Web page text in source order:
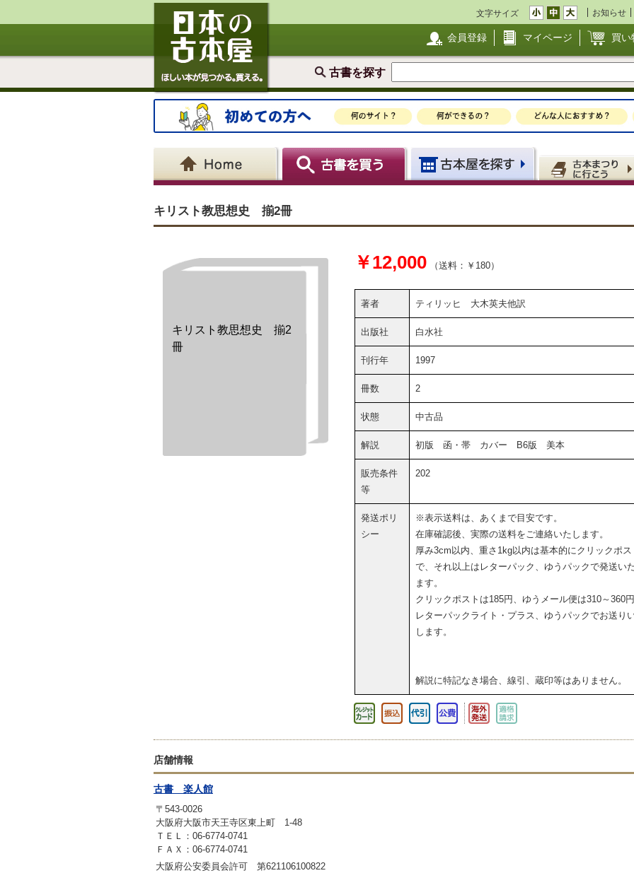
文字サイズ お知らせ
会員登録 マイページ 買い
古書を探す
キリスト教思想史 揃2冊
キリスト教思想史 揃2
冊
￥12,000 （送料：￥180）
著者 ティリッヒ 大木英夫他訳
出版社 白水社
刊行年 1997
冊数 2
状態 中古品
解説 初版 函・帯 カバー B6版 美本
販売条件
等
202
発送ポリ
シー
※表示送料は、あくまで目安です。
在庫確認後、実際の送料をご連絡いたします。
厚み3cm以内、重さ1kg以内は基本的にクリックポス
で、それ以上はレターパック、ゆうパックで発送い
ます。
クリックポストは185円、ゆうメール便は310～360円
レターパックライト・プラス、ゆうパックでお送り
します。
解説に特記なき場合、線引、蔵印等はありません。
店舗情報
古書 楽人館
〒543-0026
大阪府大阪市天王寺区東上町 1-48
ＴＥＬ：06-6774-0741
ＦＡＸ：06-6774-0741
大阪府公安委員会許可 第621106100822